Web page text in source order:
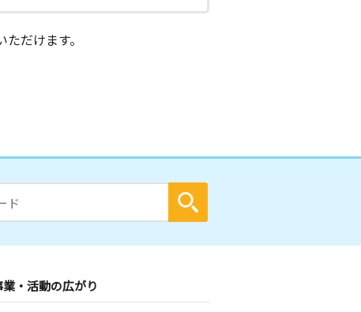
だけます。
業・活動の広がり